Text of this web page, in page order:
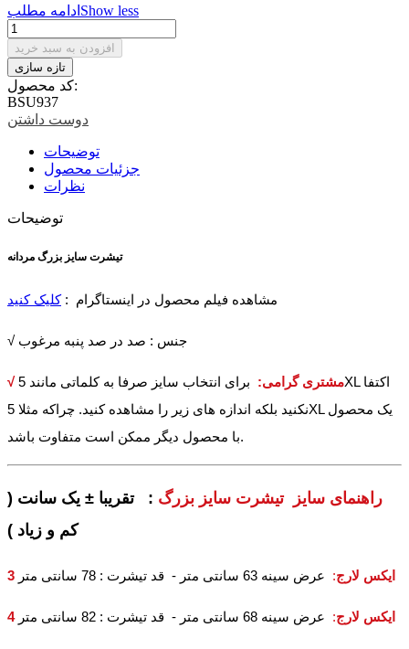
ادامه مطلب Show less
افزودن به سبد خرید
کد محصول:
BSU937
دوست داشتن
توضیحات
جزئیات محصول
نظرات
توضیحات
تیشرت سایز بزرگ مردانه
مشاهده فیلم محصول در اینستاگرام :کلیک کنید
√ جنس : صد در صد پنبه مرغوب
√ مشتری گرامی:
برای انتخاب سایز صرفا به کلماتی مانند 5XL اکتفا
نکنید بلکه اندازه های زیر را مشاهده کنید. چراکه مثلا 5XL یک محصول
با محصول دیگر ممکن است متفاوت باشد.
راهنمای سایز تیشرت سایز بزرگ : تقریبا ± یک سانت (
کم و زیاد )
3 ایکس لارج: عرض سینه 63 سانتی متر - قد تیشرت : 78 سانتی متر
4 ایکس لارج: عرض سینه 68 سانتی متر - قد تیشرت : 82 سانتی متر